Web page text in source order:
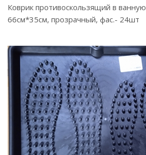
Коврик противоскользящий в
66см*35см, прозрачный, фас.- 24шт